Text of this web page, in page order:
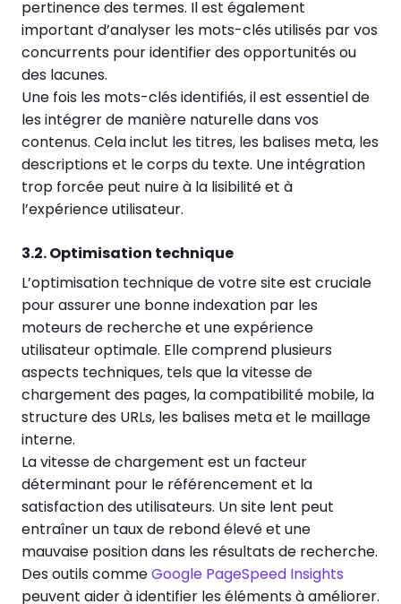
pertinence des termes. Il est également
important d’analyser les mots-clés utilisés par vos
concurrents pour identifier des opportunités ou
des lacunes.
Une fois les mots-clés identifiés, il est essentiel de
les intégrer de manière naturelle dans vos
contenus. Cela inclut les titres, les balises meta, les
descriptions et le corps du texte. Une intégration
trop forcée peut nuire à la lisibilité et à
l’expérience utilisateur.
3.2. Optimisation technique
L’optimisation technique de votre site est cruciale
pour assurer une bonne indexation par les
moteurs de recherche et une expérience
utilisateur optimale. Elle comprend plusieurs
aspects techniques, tels que la vitesse de
chargement des pages, la compatibilité mobile, la
structure des URLs, les balises meta et le maillage
interne.
La vitesse de chargement est un facteur
déterminant pour le référencement et la
satisfaction des utilisateurs. Un site lent peut
entraîner un taux de rebond élevé et une
mauvaise position dans les résultats de recherche.
Des outils commeGoogle PageSpeed Insights
peuvent aider à identifier les éléments à améliorer.